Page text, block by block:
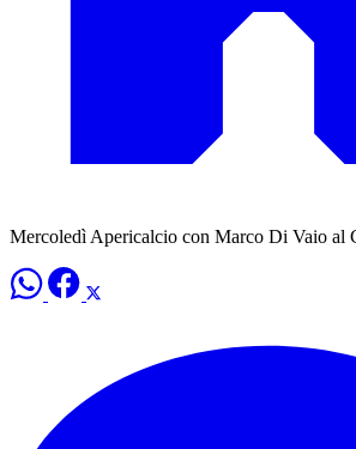
Mercoledì Apericalcio con Marco Di Vaio al